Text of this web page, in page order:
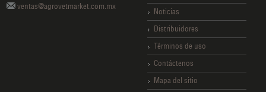
ventas@agrovetmarket.com.mx
Noticias
Distribuidores
Términos de uso
Contáctenos
Mapa del sitio